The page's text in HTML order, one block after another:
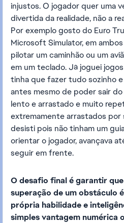
injustos. O jogador quer uma
divertida da realidade, não a
Por exemplo gosto do Euro
Microsoft Simulator, em
pilotar um caminhão ou um
em um teclado. Já joguei
tinha que fazer tudo sozinho
antes mesmo de poder sair
lento e arrastado e muito
extremamente arrastados por
desisti pois não tinham um
orientar o jogador, avançava
seguir em frente.
O desafio final é garantir
superação de um obstáculo
própria habilidade e
simples vantagem numérica